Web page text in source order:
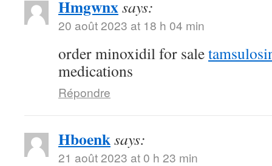
Hmgwnxsays:
20 août 2023 at 18 h 04 min
order minoxidil for sale
medications
Répondre
Hboenksays:
21 août 2023 at 0 h 23 min